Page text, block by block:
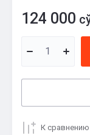
124 000
К сравнению